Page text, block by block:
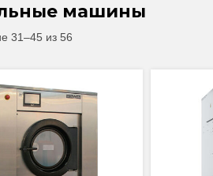
машины
31–45 из 56